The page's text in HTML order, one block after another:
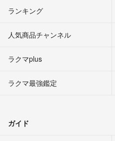
ランキング
人気商品チャンネル
ラクマplus
ラクマ最強鑑定
ガイド